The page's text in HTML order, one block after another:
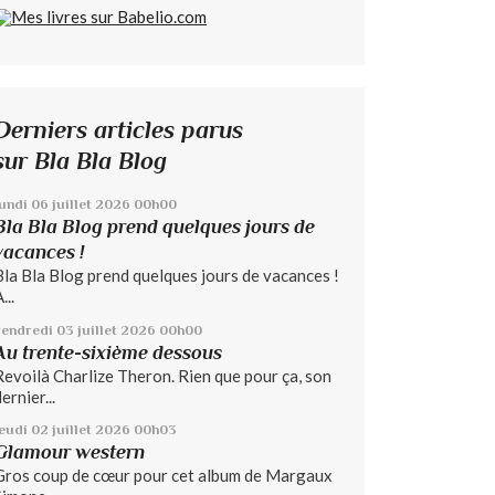
articles parus
Bla Bla Blog
06 juillet 2026 00h00
Bla Blog prend quelques jours de
!
Bla Blog prend quelques jours de vacances !
03 juillet 2026 00h00
trente-sixième dessous
Charlize Theron. Rien que pour ça, son
02 juillet 2026 00h03
western
coup de cœur pour cet album de Margaux